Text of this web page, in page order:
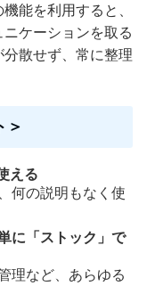
能を利用すると、
ケーションを取る
散せず、常に整理
＞
える
何の説明もなく使
に「ストック」で
理など、あらゆる